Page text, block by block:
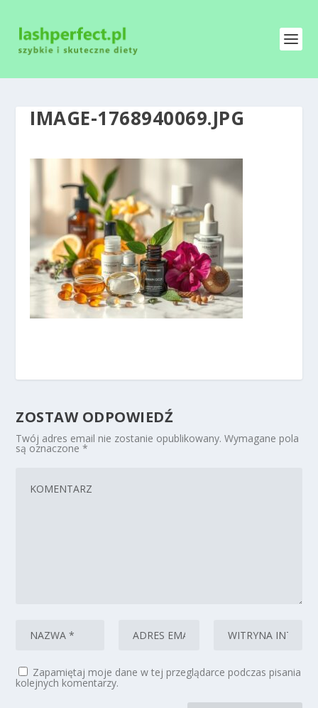
IMAGE-1768940069.JPG
ZOSTAW ODPOWIEDŹ
Twój adres email nie zostanie opublikowany. Wymagane pola
są oznaczone*
Zapamiętaj moje dane w tej przeglądarce podczas pisania
kolejnych komentarzy.